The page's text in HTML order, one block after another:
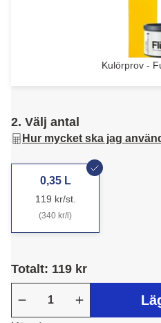
Kulörprov -
2. Välj antal
Hur mycket ska jag
0,35 L
119 kr/st.
(340 kr/l)
Totalt: 119 kr